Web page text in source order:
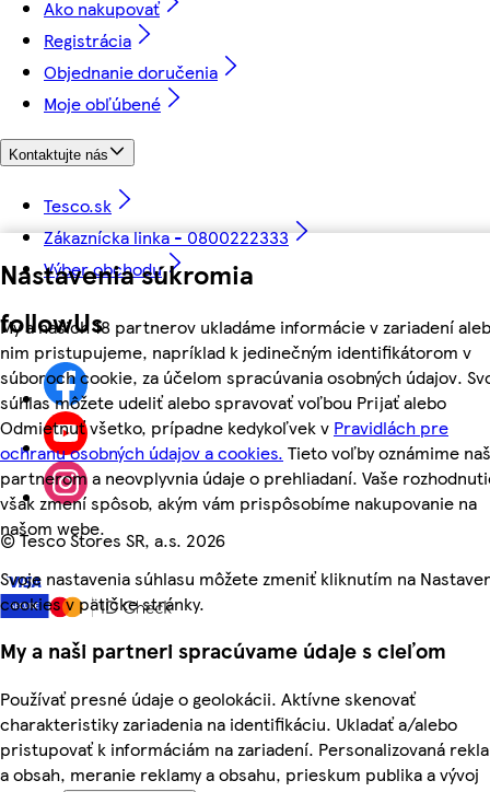
Nastavenia súkromia
My a našich 18 partnerov ukladáme informácie v zariadení
nim pristupujeme, napríklad k jedinečným identifikátorom v
súboroch cookie, za účelom spracúvania osobných údajov.
súhlas môžete udeliť alebo spravovať voľbou Prijať alebo
Odmietnuť všetko, prípadne kedykoľvek v Pravidlách pre
ochranu osobných údajov a cookies. Tieto voľby oznámime
partnerom a neovplyvnia údaje o prehliadaní. Vaše
však zmení spôsob, akým vám prispôsobíme nakupovanie na
našom webe.
Svoje nastavenia súhlasu môžete zmeniť kliknutím na
cookies v pätičke stránky.
My a naši partneri spracúvame údaje s cieľom
Používať presné údaje o geolokácii. Aktívne skenovať
charakteristiky zariadenia na identifikáciu. Ukladať a/alebo
pristupovať k informáciám na zariadení. Personalizovaná
a obsah, meranie reklamy a obsahu, prieskum publika a vývoj
Ako nakupovať
Registrácia
Objednanie doručenia
Moje obľúbené
Kontaktujte nás
Tesco.sk
Zákaznícka linka - 0800222333
Výber obchodu
followUs
©Tesco Stores SR, a.s. 2026